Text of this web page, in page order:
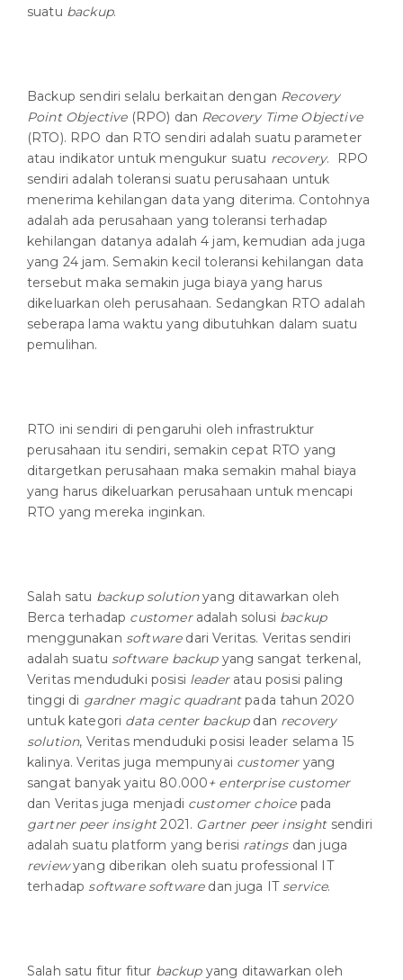
suatu backup.
Backup sendiri selalu berkaitan dengan Recovery
Point Objective(RPO) dan Recovery Time Objective
(RTO). RPO dan RTO sendiri adalah suatu parameter
atau indikator untuk mengukur suatu recovery. RPO
sendiri adalah toleransi suatu perusahaan untuk
menerima kehilangan data yang diterima. Contohnya
adalah ada perusahaan yang toleransi terhadap
kehilangan datanya adalah 4 jam, kemudian ada juga
yang 24 jam. Semakin kecil toleransi kehilangan data
tersebut maka semakin juga biaya yang harus
dikeluarkan oleh perusahaan. Sedangkan RTO adalah
seberapa lama waktu yang dibutuhkan dalam suatu
pemulihan.
RTO ini sendiri di pengaruhi oleh infrastruktur
perusahaan itu sendiri, semakin cepat RTO yang
ditargetkan perusahaan maka semakin mahal biaya
yang harus dikeluarkan perusahaan untuk mencapi
RTO yang mereka inginkan.
Salah satu backup solutionyang ditawarkan oleh
Berca terhadap customeradalah solusi backup
menggunakan softwaredari Veritas. Veritas sendiri
adalah suatu software backupyang sangat terkenal,
Veritas menduduki posisi leaderatau posisi paling
tinggi di gardner magic quadrantpada tahun 2020
untuk kategori data center backupdan recovery
solution, Veritas menduduki posisi leader selama 15
kalinya. Veritas juga mempunyai customeryang
sangat banyak yaitu 80.000+ enterprise customer
dan Veritas juga menjadi customer choicepada
gartner peer insight2021. Gartner peer insightsendiri
adalah suatu platform yang berisi ratingsdan juga
reviewyang diberikan oleh suatu professional IT
terhadap software softwaredan juga IT service.
Salah satu fitur fitur backupyang ditawarkan oleh